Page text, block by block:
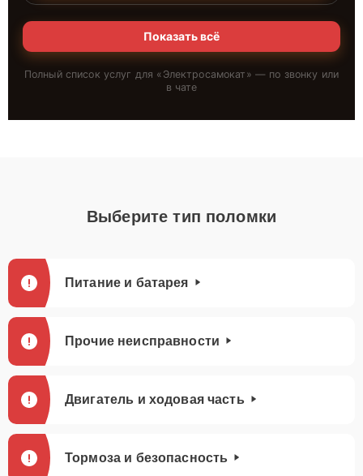
Показать всё
Полный список услуг для « Электросамокат » — по звонку или
в чате
Выберите тип поломки
Питание и батарея
Прочие неисправности
Двигатель и ходовая часть
Тормоза и безопасность